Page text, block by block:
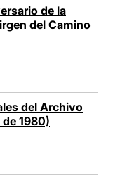
de la
del Camino
del Archivo
1980)